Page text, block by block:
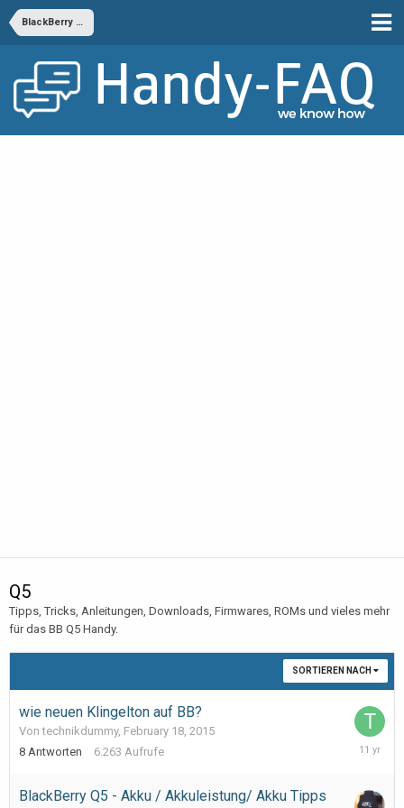
BlackBerry Handys
Q5
Tipps, Tricks, Anleitungen, Downloads, Firmwares, ROMs und vieles mehr
für das BB Q5 Handy.
SORTIEREN NACH
wie neuen Klingelton auf BB?
Von technikdummy, February 18, 2015
8 Antworten 6.263 Aufrufe
February
BlackBerry Q5 - Akku / Akkuleistung/ Akku Tipps